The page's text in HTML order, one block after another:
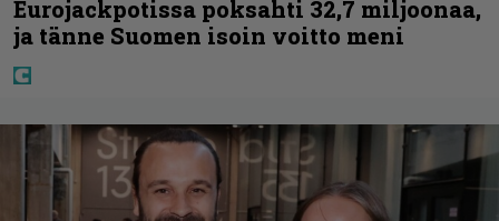
Eurojackpotissa poksahti 32,7 miljoonaa,
ja tänne Suomen isoin voitto meni